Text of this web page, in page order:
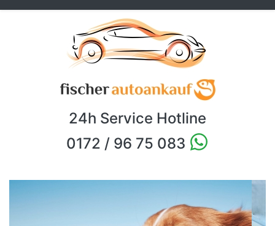
24h Service Hotline
0172 / 96 75 083